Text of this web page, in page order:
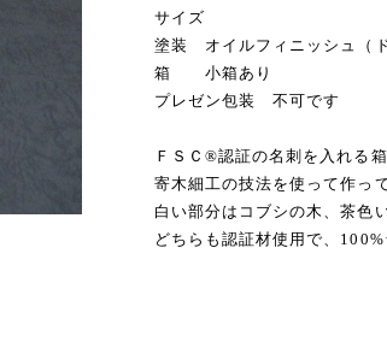
サイズ
塗装 オイルフィニッシュ（ド
箱 小箱あり
プレゼン包装 不可です
ＦＳＣ®認証の名刺を入れる箱
寄木細工の技法を使って作っ
白い部分はコブシの木、茶色
どちらも認証材使用で、